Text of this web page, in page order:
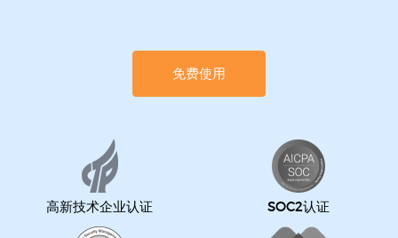
免费使用
高新技术企业认证 SOC2认证